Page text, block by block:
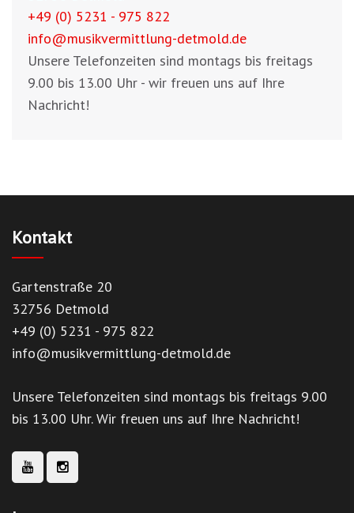
+49 (0) 5231 - 975 822
info@musikvermittlung-detmold.de
Unsere Telefonzeiten sind montags bis freitags
9.00 bis 13.00 Uhr - wir freuen uns auf Ihre
Nachricht!
Kontakt
Gartenstraße 20
32756 Detmold
+49 (0) 5231 - 975 822
info@musikvermittlung-detmold.de
Unsere Telefonzeiten sind montags bis freitags 9.00
bis 13.00 Uhr. Wir freuen uns auf Ihre Nachricht!